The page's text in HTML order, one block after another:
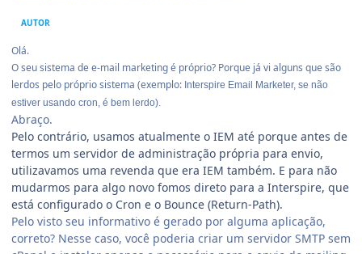
AUTOR
Olá.
O seu sistema de e-mail marketing é próprio? Porque já vi alguns que são
lerdos pelo próprio sistema (exemplo: Interspire Email Marketer, se não
estiver usando cron, é bem lerdo).
Abraço.
Pelo contrário, usamos atualmente o IEM até porque antes de
termos um servidor de administração própria para envio,
utilizavamos uma revenda que era IEM também. E para não
mudarmos para algo novo fomos direto para a Interspire, que
está configurado o Cron e o Bounce (Return-Path).
Pelo visto seu informativo é gerado por alguma aplicação,
correto? Nesse caso, você poderia criar um servidor SMTP sem